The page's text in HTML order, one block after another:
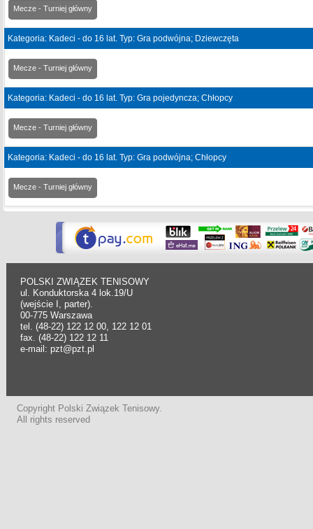
Mecze - Turniej główny
Kategoria: Kadeci - do 16 lat. Typ: Gra podwójna; Dziewczęta
Mecze - Turniej główny
Kategoria: Kadeci - do 16 lat. Typ: Gra pojedyncza; Chłopcy
Mecze - Turniej główny
Kategoria: Kadeci - do 16 lat. Typ: Gra podwójna; Chłopcy
Mecze - Turniej główny
POLSKI ZWIĄZEK TENISOWY
ul. Konduktorska 4 lok.19/U
(wejście I, parter).
00-775 Warszawa
tel. (48-22) 122 12 00, 122 12 01
fax. (48-22) 122 12 11
e-mail: pzt@pzt.pl
Copyright Polski Związek Tenisowy.
All rights reserved